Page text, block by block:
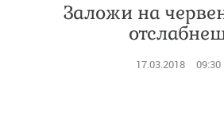
Заложи на
17.03.2018 09:30